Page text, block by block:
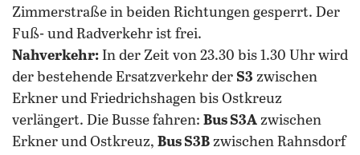
Zimmerstraße in beiden Richtungen gesperrt. Der
Fuß- und Radverkehr ist frei.
Nahverkehr: In der Zeit von 23.30 bis 1.30 Uhr wird
der bestehende Ersatzverkehr der S3 zwischen
Erkner und Friedrichshagen bis Ostkreuz
verlängert. Die Busse fahren: Bus S3A zwischen
Erkner und Ostkreuz, Bus S3B zwischen Rahnsdorf